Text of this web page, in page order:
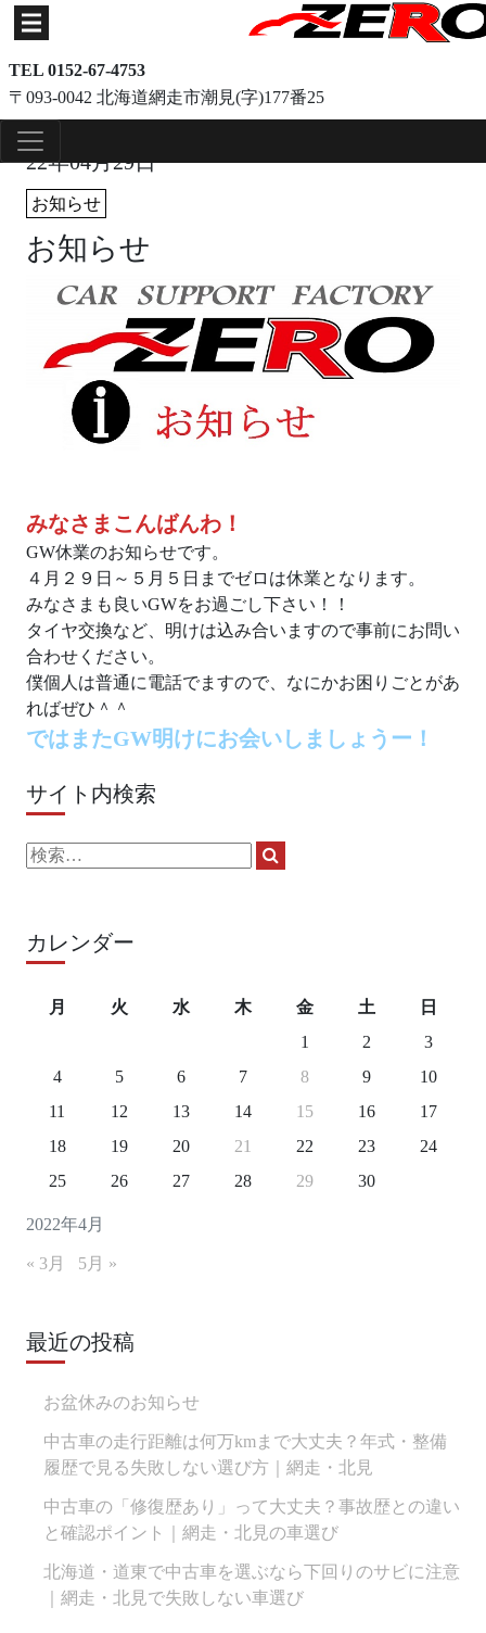
TEL 0152-67-4753
〒093-0042 北海道網走市潮見(字)177番25
22年04月29日
お知らせ
お知らせ
みなさまこんばんわ！
GW休業のお知らせです。
４月２９日～５月５日までゼロは休業となります。
みなさまも良いGWをお過ごし下さい！！
タイヤ交換など、明けは込み合いますので事前にお問い
合わせください。
僕個人は普通に電話でますので、なにかお困りごとがあ
ればぜひ＾＾
ではまたGW明けにお会いしましょうー！
サイト内検索
検
カレンダー
2022年4月
月 火 水 木 金 土
日
1
2
3
4
5 6 7 8 9
10
11
12 13 14 15 16
17
18
19 20 21 22 23
24
25
26 27 28 29 30
« 3月 5月 »
最近の投稿
お盆休みのお知らせ
中古車の走行距離は何万kmまで大丈夫？年式・整備
履歴で見る失敗しない選び方｜網走・北見
中古車の「修復歴あり」って大丈夫？事故歴との違い
と確認ポイント｜網走・北見の車選び
北海道・道東で中古車を選ぶなら下回りのサビに注意
｜網走・北見で失敗しない車選び